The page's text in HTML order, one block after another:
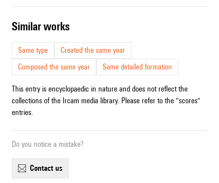
similar works
Same type
Created the same year
Composed the same year
Same detailed formation
This entry is encyclopaedic in nature and does not reflect the
collections of the Ircam media library. Please refer to the "scores"
entries.
Do you notice a mistake?
contact us